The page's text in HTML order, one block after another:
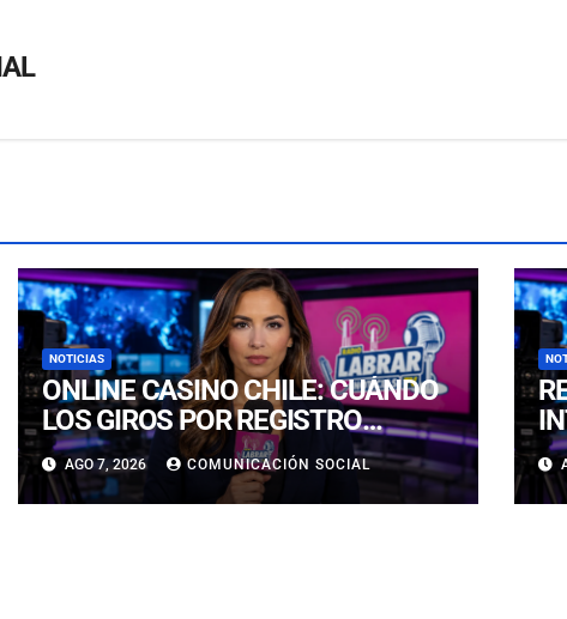
NOTICIAS
ONLINE CASINO CHILE: CUÁNDO
LOS GIROS POR REGISTRO
REALMENTE SIRVEN
AGO 7, 2026 COMUNICACIÓN SOCIAL